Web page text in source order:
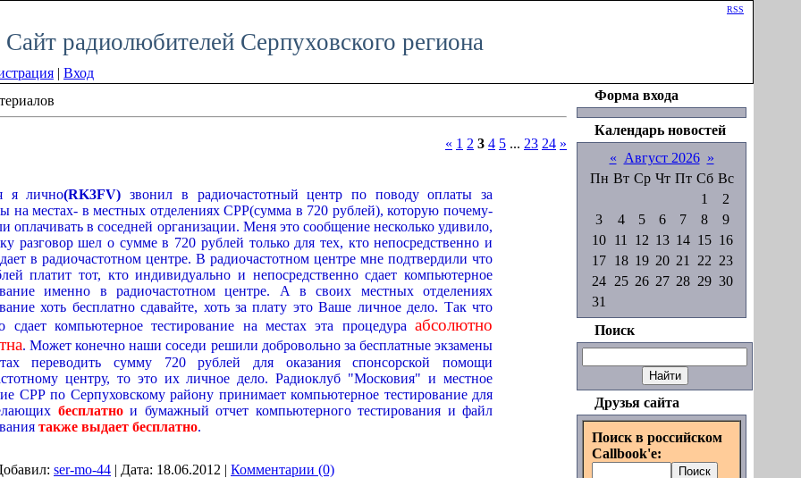
RSS
Сайт радиолюбителей Серпуховского региона
| Вход
« 1 2 3 4 5 ... 23 24 »
я лично(RK3FV) звонил в радиочастотный центр по поводу оплаты за
на местах- в местных отделениях СРР(сумма в 720 рублей), которую почему-
оплачивать в соседней организации. Меня это сообщение несколько удивило,
разговор шел о сумме в 720 рублей только для тех, кто непосредственно и
в радиочастотном центре. В радиочастотном центре мне подтвердили что
платит тот, кто индивидуально и непосредственно сдает компьютерное
именно в радиочастотном центре. А в своих местных отделениях
хоть бесплатно сдавайте, хоть за плату это Ваше личное дело. Так что
сдает компьютерное тестирование на местах эта процедура абсолютно
. Может конечно наши соседи решили добровольно за бесплатные экзамены
переводить сумму 720 рублей для оказания спонсорской помощи
центру, то это их личное дело. Радиоклуб "Московия" и местное
СРР по Серпуховскому району принимает компьютерное тестирование для
бесплатнои бумажный отчет компьютерного тестирования и файл
также выдает бесплатно.
ser-mo-44 | Дата: 18.06.2012 | Комментарии (0)
Форма входа
Календарь новостей
« Август 2026 »
Пн Вт Ср Чт Пт Сб Вс
1
2
3
4 5 6 7 8
9
10 11 12 13 14 15 16
17 18 19 20 21 22 23
24 25 26 27 28 29 30
31
Поиск
Друзья сайта
Поиск в российском
Callbook'e: